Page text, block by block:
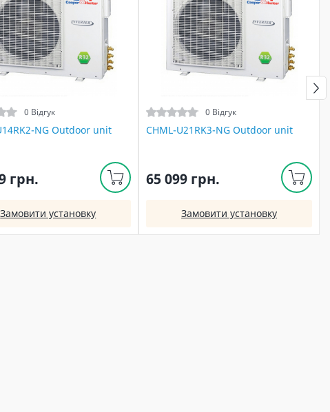
0 Відгук
NG Outdoor unit
грн.
Замовити установку
0 Відгук
CHML-U21RK3-NG Outdoor unit
65 099 грн.
Замовити установку